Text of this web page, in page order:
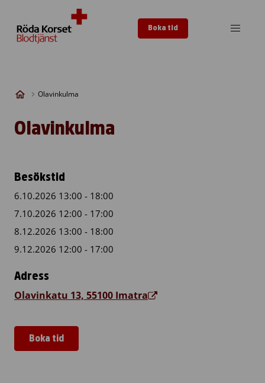
Boka tid
Olavinkulma
Olavinkulma
Besökstid
6.10.2026 13:00 - 18:00
7.10.2026 12:00 - 17:00
8.12.2026 13:00 - 18:00
9.12.2026 12:00 - 17:00
Adress
Olavinkatu 13, 55100 Imatra
Boka tid
Olavinkulma